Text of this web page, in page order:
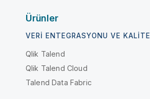
Ürünler
VERI ENTEGRASYONU VE KALITE
Qlik Talend
Qlik Talend Cloud
Talend Data Fabric